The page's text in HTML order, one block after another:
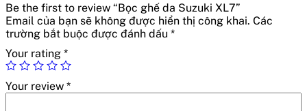
Be the first to review “Bọc ghế da Suzuki XL7”
Email của bạn sẽ không được hiển thị công khai. Các
trường bắt buộc được đánh dấu *
Your rating *
Your review *